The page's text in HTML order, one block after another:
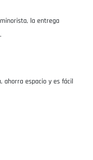
la entrega
ahorra espacio y es fácil